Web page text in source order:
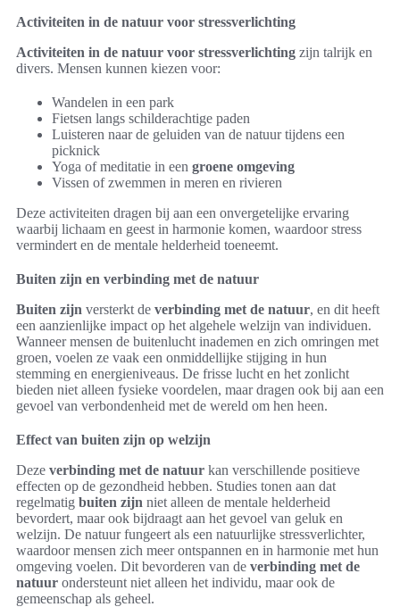
Activiteiten in de natuur voor stressverlichting
Activiteiten in de natuur voor stressverlichting zijn talrijk en
divers. Mensen kunnen kiezen voor:
Wandelen in een park
Fietsen langs schilderachtige paden
Luisteren naar de geluiden van de natuur tijdens een
picknick
Yoga of meditatie in een groene omgeving
Vissen of zwemmen in meren en rivieren
Deze activiteiten dragen bij aan een onvergetelijke ervaring
waarbij lichaam en geest in harmonie komen, waardoor stress
vermindert en de mentale helderheid toeneemt.
Buiten zijn en verbinding met de natuur
Buiten zijn versterkt de verbinding met de natuur, en dit heeft
een aanzienlijke impact op het algehele welzijn van individuen.
Wanneer mensen de buitenlucht inademen en zich omringen met
groen, voelen ze vaak een onmiddellijke stijging in hun
stemming en energieniveaus. De frisse lucht en het zonlicht
bieden niet alleen fysieke voordelen, maar dragen ook bij aan een
gevoel van verbondenheid met de wereld om hen heen.
Effect van buiten zijn op welzijn
Deze verbinding met de natuur kan verschillende positieve
effecten op de gezondheid hebben. Studies tonen aan dat
regelmatig buiten zijn niet alleen de mentale helderheid
bevordert, maar ook bijdraagt aan het gevoel van geluk en
welzijn. De natuur fungeert als een natuurlijke stressverlichter,
waardoor mensen zich meer ontspannen en in harmonie met hun
omgeving voelen. Dit bevorderen van de verbinding met de
natuur ondersteunt niet alleen het individu, maar ook de
gemeenschap als geheel.